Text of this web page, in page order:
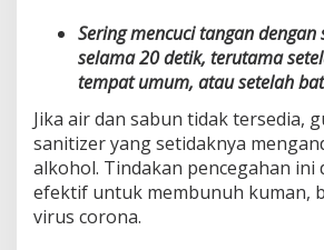
Sering mencuci tangan
selama 20 detik, terutama
tempat umum, atau setelah
Jika air dan sabun tidak tersedia,
sanitizer yang setidaknya
alkohol. Tindakan pencegahan ini
efektif untuk membunuh kuman,
virus corona.